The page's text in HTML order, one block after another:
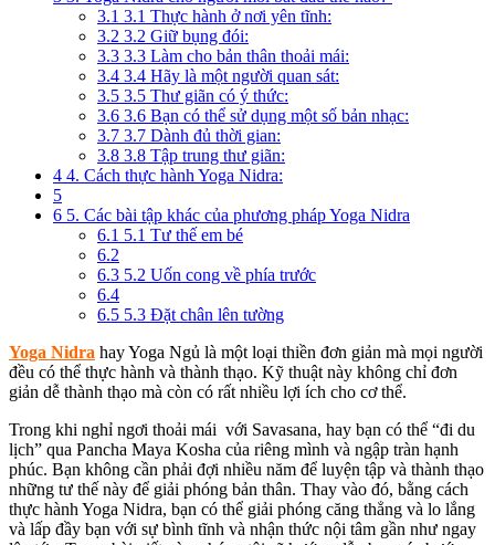
3.1 3.1 Thực hành ở nơi yên tĩnh:
3.2 3.2 Giữ bụng đói:
3.3 3.3 Làm cho bản thân thoải mái:
3.4 3.4 Hãy là một người quan sát:
3.5 3.5 Thư giãn có ý thức:
3.6 3.6 Bạn có thể sử dụng một số bản nhạc:
3.7 3.7 Dành đủ thời gian:
3.8 3.8 Tập trung thư giãn:
4 4. Cách thực hành Yoga Nidra:
5
6 5. Các bài tập khác của phương pháp Yoga Nidra
6.1 5.1 Tư thế em bé
6.2
6.3 5.2 Uốn cong về phía trước
6.4
6.5 5.3 Đặt chân lên tường
Yoga Nidra hay Yoga Ngủ là một loại thiền đơn giản mà mọi người
đều có thể thực hành và thành thạo. Kỹ thuật này không chỉ đơn
giản dễ thành thạo mà còn có rất nhiều lợi ích cho cơ thể.
Trong khi nghỉ ngơi thoải mái với Savasana, hay bạn có thể “đi du
lịch” qua Pancha Maya Kosha của riêng mình và ngập tràn hạnh
phúc. Bạn không cần phải đợi nhiều năm để luyện tập và thành thạo
những tư thế này để giải phóng bản thân. Thay vào đó, bằng cách
thực hành Yoga Nidra, bạn có thể giải phóng căng thẳng và lo lắng
và lấp đầy bạn với sự bình tĩnh và nhận thức nội tâm gần như ngay